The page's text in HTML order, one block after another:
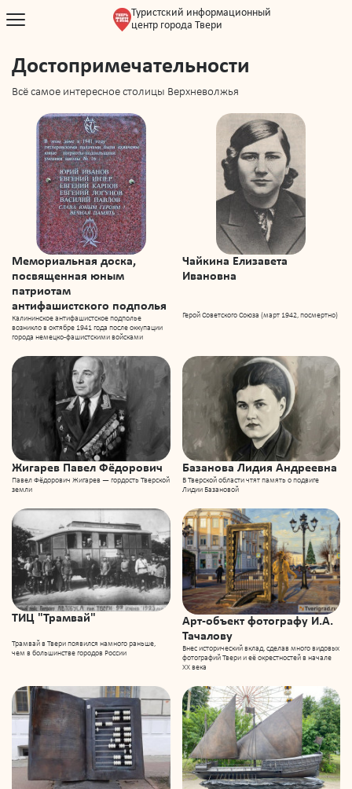
Туристский информационный
центр города Твери
Достопримечательности
Всё самое интересное столицы Верхневолжья
Мемориальная доска,
посвященная юным
патриотам
антифашистского подполья
Калининское антифашистское подполье
возникло в октябре 1941 года после оккупации
города немецко-фашистскими войсками
Чайкина Елизавета
Ивановна
Герой Советского Союза (март 1942, посмертно)
Жигарев Павел Фёдорович
Павел Фёдорович Жигарев — гордость Тверской
земли
Базанова Лидия Андреевна
В Тверской области чтят память о подвиге
Лидии Базановой
ТИЦ "Трамвай"
Трамвай в Твери появился намного раньше,
чем в большинстве городов России
Арт-объект фотографу И.А.
Тачалову
Внес исторический вклад, сделав много видовых
фотографий Твери и её окрестностей в начале
ХХ века